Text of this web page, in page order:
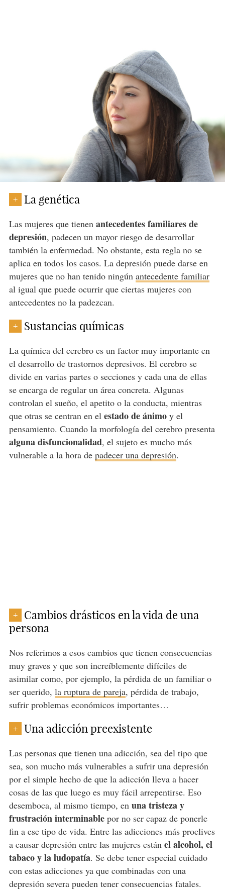
+ La genética
Las mujeres que tienen antecedentes familiares de
depresión, padecen un mayor riesgo de desarrollar
también la enfermedad. No obstante, esta regla no se
aplica en todos los casos. La depresión puede darse en
mujeres que no han tenido ningún antecedente familiar
al igual que puede ocurrir que ciertas mujeres con
antecedentes no la padezcan.
+ Sustancias químicas
La química del cerebro es un factor muy importante en
el desarrollo de trastornos depresivos. El cerebro se
divide en varias partes o secciones y cada una de ellas
se encarga de regular un área concreta. Algunas
controlan el sueño, el apetito o la conducta, mientras
que otras se centran en el estado de ánimoy el
pensamiento. Cuando la morfología del cerebro presenta
alguna disfuncionalidad, el sujeto es mucho más
vulnerable a la hora de padecer una depresión.
+
Cambios drásticos en la vida de una
persona
Nos referimos a esos cambios que tienen consecuencias
muy graves y que son increíblemente difíciles de
asimilar como, por ejemplo, la pérdida de un familiar o
ser querido, la ruptura de pareja, pérdida de trabajo,
sufrir problemas económicos importantes…
+ Una adicción preexistente
Las personas que tienen una adicción, sea del tipo que
sea, son mucho más vulnerables a sufrir una depresión
por el simple hecho de que la adicción lleva a hacer
cosas de las que luego es muy fácil arrepentirse. Eso
desemboca, al mismo tiempo, en una tristeza y
frustración interminablepor no ser capaz de ponerle
fin a ese tipo de vida. Entre las adicciones más proclives
a causar depresión entre las mujeres están el alcohol, el
tabaco y la ludopatía. Se debe tener especial cuidado
con estas adicciones ya que combinadas con una
depresión severa pueden tener consecuencias fatales.